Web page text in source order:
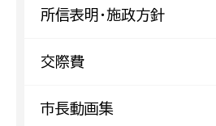
所信表明・施政方針
交際費
市長動画集